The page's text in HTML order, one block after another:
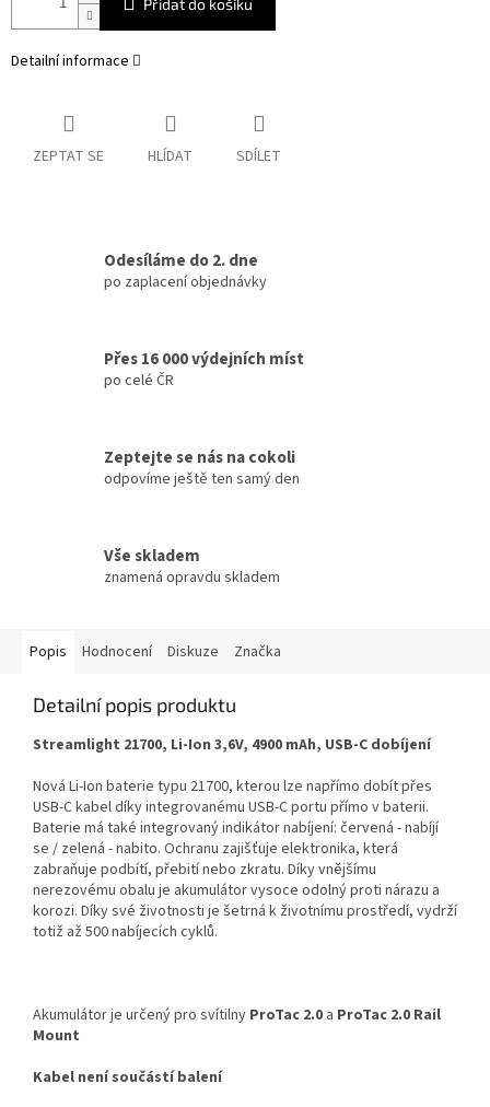
Přidat do košíku
Detailní informace
ZEPTAT SE HLÍDAT SDÍLET
Odesíláme do 2. dne
po zaplacení objednávky
Přes 16 000 výdejních míst
po celé ČR
Zeptejte se nás na cokoli
odpovíme ještě ten samý den
Vše skladem
znamená opravdu skladem
Popis Hodnocení Diskuze Značka
Detailní popis produktu
Streamlight 21700, Li-Ion 3,6V, 4900 mAh, USB-C dobíjení
Nová Li-Ion baterie typu 21700, kterou lze napřímo dobít přes
USB-C kabel díky integrovanému USB-C portu přímo v baterii.
Baterie má také integrovaný indikátor nabíjení: červená - nabíjí
se / zelená - nabito. Ochranu zajišťuje elektronika, která
zabraňuje podbítí, přebití nebo zkratu. Díky vnějšímu
nerezovému obalu je akumulátor vysoce odolný proti nárazu a
korozi. Díky své životnosti je šetrná k životnímu prostředí, vydrží
totiž až 500 nabíjecích cyklů.
Akumulátor je určený pro svítilny ProTac 2.0 a ProTac 2.0 Rail
Mount
Kabel není součástí balení